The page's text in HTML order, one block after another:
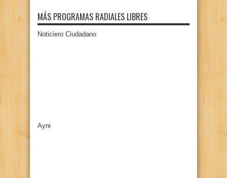
MÁS PROGRAMAS RADIALES LIBRES
Noticiero Ciudadano
Ayni